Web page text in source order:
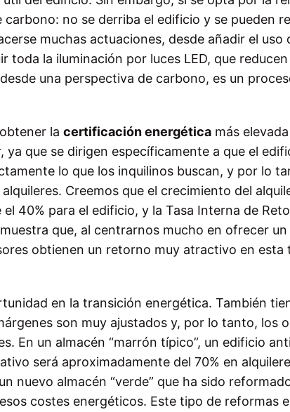
no se derriba el edificio y se pueden
muchas actuaciones, desde añadir el uso
toda la iluminación por luces LED, que reducen
una perspectiva de carbono, es un
la certificación energética más
que se dirigen específicamente a que el
lo que los inquilinos buscan, y por lo
Creemos que el crecimiento del
40% para el edificio, y la Tasa Interna de
que, al centrarnos mucho en ofrecer
obtienen un retorno muy atractivo en esta
en la transición energética. También
son muy ajustados y, por lo tanto, los
En un almacén “marrón típico”, un edificio
será aproximadamente del 70% en
nuevo almacén “verde” que ha sido
costes energéticos. Este tipo de reformas